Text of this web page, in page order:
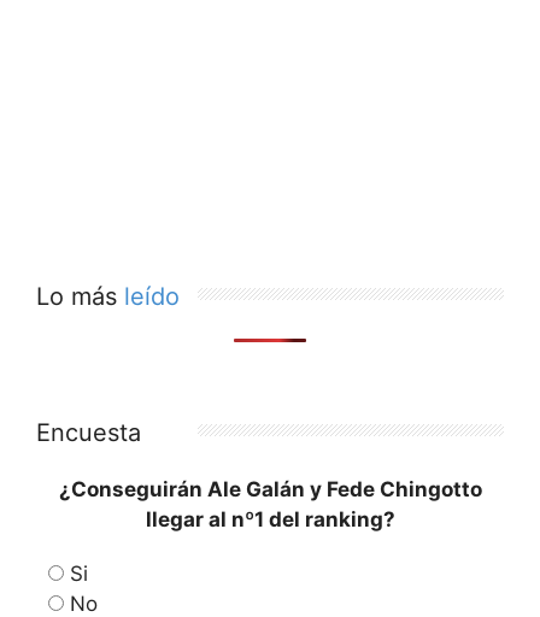
Lo más leído
Encuesta
¿Conseguirán Ale Galán y Fede Chingotto
llegar al nº1 del ranking?
Si
No